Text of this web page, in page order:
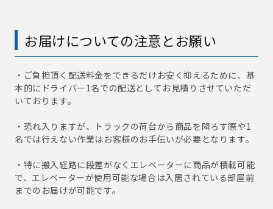
お届けについての注意とお願い
・ご負担頂く配送料金をできるだけお安く抑えるために、基
本的にドライバー1名での配送としてお見積りさせていただ
いております。
・恐れ入りますが、トラックの荷台から商品を降ろす際や1
名では行えない作業はお客様のお手伝いが必要となります。
・特に搬入経路に段差がなくエレベーターに商品が積載可能
で、エレベーターが使用可能な場合は入居されている部屋前
までのお届けが可能です。